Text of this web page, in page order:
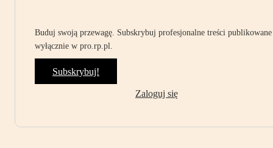
Buduj swoją przewagę. Subskrybuj profesjonalne treści publikowane
wyłącznie w pro.rp.pl.
Subskrybuj!
Zaloguj się